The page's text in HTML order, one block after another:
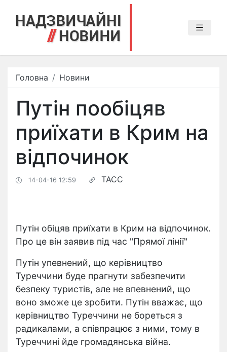
Головна Новини
Путін пообіцяв
приїхати в Крим на
відпочинок
14-04-16 12:59 ТАСС
Путін обіцяв приїхати в Крим на відпочинок.
Про це він заявив під час "Прямої лінії"
Путін упевнений, що керівництво
Туреччини буде прагнути забезпечити
безпеку туристів, але не впевнений, що
воно зможе це зробити. Путін вважає, що
керівництво Туреччини не бореться з
радикалами, а співпрацює з ними, тому в
Туреччині йде громадянська війна.